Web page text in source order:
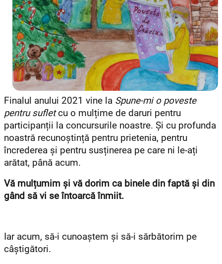
Finalul anului 2021 vine la Spune-mi o poveste
pentru sufletcu o mulțime de daruri pentru
participanții la concursurile noastre. Și cu profunda
noastră recunoștință pentru prietenia, pentru
încrederea și pentru susținerea pe care ni le-ați
arătat, până acum.
Vă mulțumim și vă dorim ca binele din faptă și din
gând să vi se întoarcă înmiit.
Iar acum, să-i cunoaștem și să-i sărbătorim pe
câștigători.